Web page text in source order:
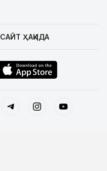
САЙТ ҲАҚИДА